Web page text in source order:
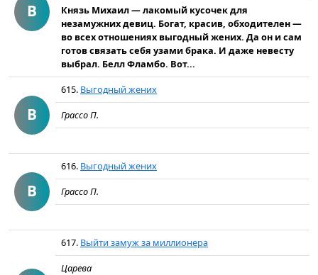
В
Князь Михаил — лакомый кусочек для
незамужних девиц. Богат, красив, обходителен —
во всех отношениях выгодный жених. Да он и сам
готов связать себя узами брака. И даже невесту
выбрал. Белл Фламбо. Вот...
В
615. Выгодный жених
Грассо П.
В
616. Выгодный жених
Грассо П.
617. Выйти замуж за миллионера
Царева